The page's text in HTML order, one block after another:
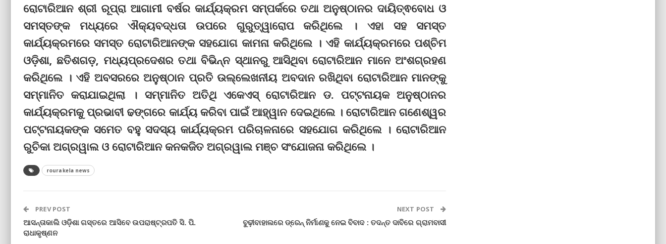
ରୋଟାରିଆନ ଶ୍ରୀ ରୂପ୍ରା ଆଗାମୀ ବର୍ଷର କାର୍ଯ୍ୟକ୍ରମ ସମ୍ପର୍କରେ ତଥା ଅନୁଷ୍ଠାନର ଦାୟିତ୍ଵବୋଧ ଓ
ସମସ୍ତଙ୍କ ମଧ୍ୟରେ ଐକ୍ୟବଦ୍ଧତା ଉପରେ ଗୁରୁତ୍ୱାରୋପ କରିଥିଲେ । ଏହା ସହ ସମସ୍ତ
କାର୍ଯ୍ୟକ୍ରମରେ ସମସ୍ତ ରୋଟାରିଆନଙ୍କ ସହଯୋଗ କାମନା କରିଥିଲେ । ଏହି କାର୍ଯ୍ୟକ୍ରମରେ ପଶ୍ଚିମ
ଓଡ଼ିଶା, ଛତିଶଗଡ଼, ମଧ୍ୟପ୍ରଦେଶର ତଥା ବିଭିନ୍ନ ସ୍ଥାନରୁ ଆସିଥିବା ରୋଟାରିଆନ ମାନେ ଅଂଶଗ୍ରହଣ
କରିଥିଲେ । ଏହି ଅବସରରେ ଅନୁଷ୍ଠାନ ପ୍ରତି ଉଲ୍ଲେଖନୀୟ ଅବଦାନ ରଖିଥିବା ରୋଟାରିଆନ ମାନଙ୍କୁ
ସମ୍ମାନିତ କରାଯାଇଥିଲା । ସମ୍ମାନିତ ଅତିଥି ଏକେଏସ୍‌ ରୋଟାରିଆନ ଡ. ପଟ୍ଟନାୟକ ଅନୁଷ୍ଠାନର
କାର୍ଯ୍ୟକ୍ରମକୁ ପ୍ରଭାବୀ ଢଙ୍ଗରେ କାର୍ଯ୍ୟ କରିବା ପାଇଁ ଆହ୍ୱାନ ଦେଇଥିଲେ । ରୋଟାରିଆନ ଗଣେଶ୍ୱର
ପଟ୍ଟନାୟକଙ୍କ ସମେତ ବହୁ ସଦସ୍ୟ କାର୍ଯ୍ୟକ୍ରମ ପରିଚାଳନାରେ ସହଯୋଗ କରିଥିଲେ । ରୋଟାରିଆନ
ରୁଚିକା ଅଗ୍ରୱାଲ ଓ ରୋଟାରିଆନ କନକଜିତ ଅଗ୍ରୱାଲ ମଞ୍ଚ ସଂଯୋଜନା କରିଥିଲେ ।
rourakela news
PREV POST
ଆସନ୍ତାକାଲି ଓଡ଼ିଶା ଗସ୍ତରେ ଆସିବେ ଉପରାଷ୍ଟ୍ରପତି ସି. ପି.
ରାଧାକୃଷ୍ଣନ
NEXT POST
ବୁଢ଼ୀବାହାଲରେ ଡ୍ରେନ୍ ନିର୍ମାଣକୁ ନେଇ ବିବାଦ : ତଦନ୍ତ ଦାବିରେ ଗ୍ରାମବାସୀ